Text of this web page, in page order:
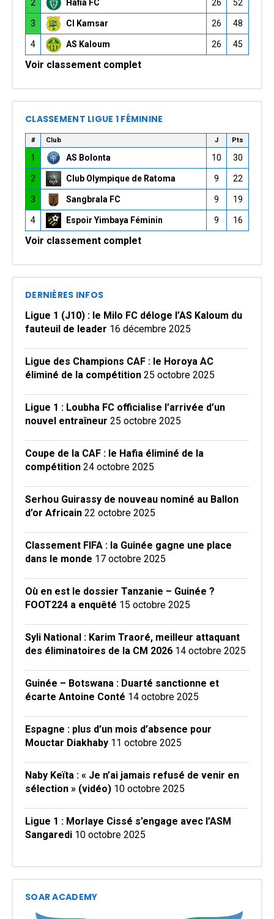
2 Hafia FC 26 52
3 CI Kamsar 26 48
4 AS Kaloum 26 45
Voir classement complet
CLASSEMENT LIGUE 1 FÉMININE
# Club J Pts
1 AS Bolonta 10 30
2 Club Olympique de Ratoma 9 22
3 Sangbrala FC 9 19
4 Espoir Yimbaya Féminin 9 16
Voir classement complet
DERNIÈRES INFOS
Ligue 1 (J10) : le Milo FC déloge l’AS Kaloum du
fauteuil de leader 16 décembre 2025
Ligue des Champions CAF : le Horoya AC
éliminé de la compétition 25 octobre 2025
Ligue 1 : Loubha FC officialise l’arrivée d’un
nouvel entraîneur 25 octobre 2025
Coupe de la CAF : le Hafia éliminé de la
compétition 24 octobre 2025
Serhou Guirassy de nouveau nominé au Ballon
d’or Africain 22 octobre 2025
Classement FIFA : la Guinée gagne une place
dans le monde 17 octobre 2025
Où en est le dossier Tanzanie – Guinée ?
FOOT224 a enquêté 15 octobre 2025
Syli National : Karim Traoré, meilleur attaquant
des éliminatoires de la CM 2026 14 octobre 2025
Guinée – Botswana : Duarté sanctionne et
écarte Antoine Conté 14 octobre 2025
Espagne : plus d’un mois d’absence pour
Mouctar Diakhaby 11 octobre 2025
Naby Keïta : « Je n’ai jamais refusé de venir en
sélection » (vidéo) 10 octobre 2025
Ligue 1 : Morlaye Cissé s’engage avec l’ASM
Sangaredi 10 octobre 2025
SOAR ACADEMY